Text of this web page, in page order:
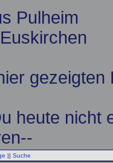
Pulheim
heute nicht
|| Suche